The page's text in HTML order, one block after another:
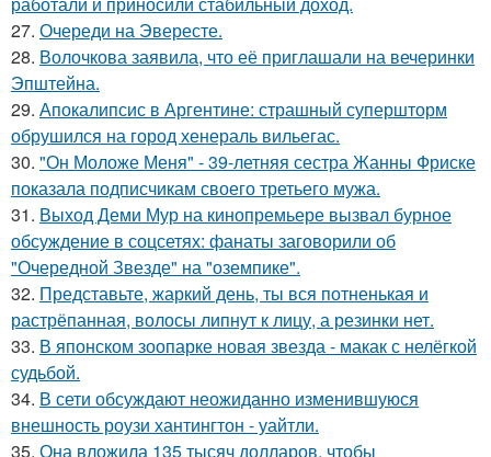
27. Очереди на Эвересте.
28. Волочкова заявила, что её приглашали на вечеринки
Эпштейна.
29. Апокалипсис в Аргентине: страшный супершторм
обрушился на город хенераль вильегас.
30. "Он Моложе Меня" - 39-летняя сестра Жанны Фриске
показала подписчикам своего третьего мужа.
31. Выход Деми Мур на кинопремьере вызвал бурное
обсуждение в соцсетях: фанаты заговорили об
"Очередной Звезде" на "оземпике".
32. Представьте, жаркий день, ты вся потненькая и
растрёпанная, волосы липнут к лицу, а резинки нет.
33. В японском зоопарке новая звезда - макак с нелёгкой
судьбой.
34. В сети обсуждают неожиданно изменившуюся
внешность роузи хантингтон - уайтли.
35. Она вложила 135 тысяч долларов, чтобы